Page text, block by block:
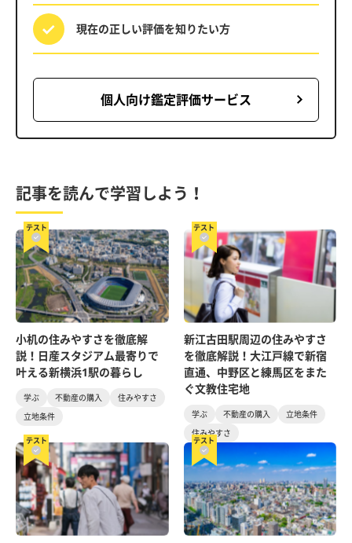
現在の正しい評価を知りたい方
個人向け鑑定評価サービス
記事を読んで学習しよう！
テスト
小机の住みやすさを徹底解
説！日産スタジアム最寄りで
叶える新横浜1駅の暮らし
学ぶ 不動産の購入
住みやすさ
立地条件
テスト
新江古田駅周辺の住みやすさ
を徹底解説！大江戸線で新宿
直通、中野区と練馬区をまた
ぐ文教住宅地
学ぶ 不動産の購入
立地条件
住みやすさ
テスト テスト